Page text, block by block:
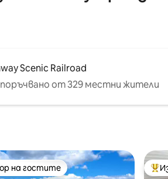
място за вас.
Scenic Railroad
от 329 местни жители
избор на гостите
на гостите